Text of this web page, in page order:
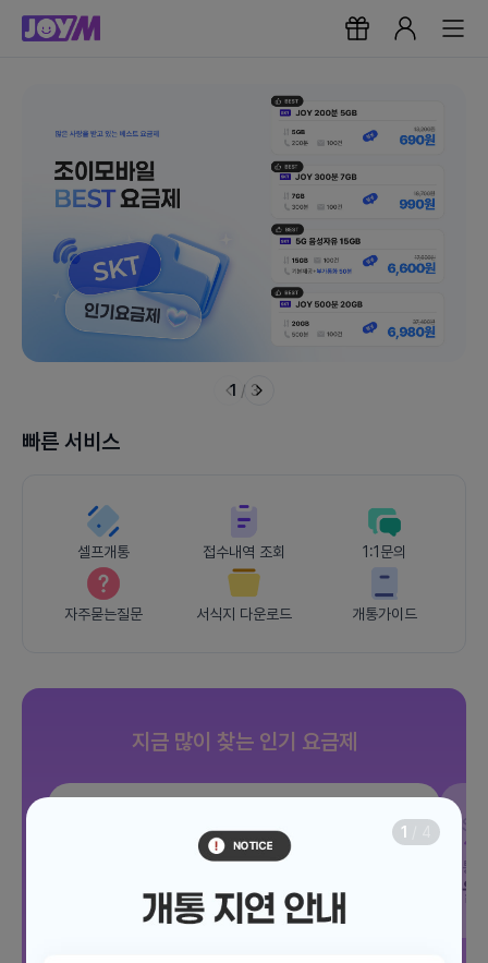
1 / 3
빠른 서비스
셀프개통 접수내역 조회 1:1문의
자주묻는질문 서식지 다운로드 개통가이드
지금 많이 찾는 인기 요금제
조이 음성자유 7GB
문자 100건
월 3,300원/ 평생할인
통
1